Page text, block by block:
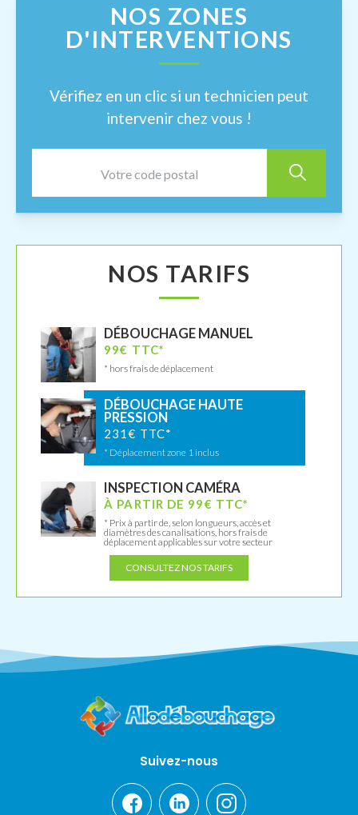
NOS ZONES
D'INTERVENTIONS
Vérifiez en un clic si un technicien peut
intervenir chez vous !
NOS TARIFS
DÉBOUCHAGE MANUEL
99€ TTC*
* hors frais de déplacement
DÉBOUCHAGE HAUTE
PRESSION
231€ TTC*
* Déplacement zone 1 inclus
INSPECTION CAMÉRA
À PARTIR DE 99€ TTC*
* Prix à partir de, selon longueurs, accès et
diamètres des canalisations, hors frais de
déplacement applicables sur votre secteur
CONSULTEZ NOS TARIFS
Suivez-nous